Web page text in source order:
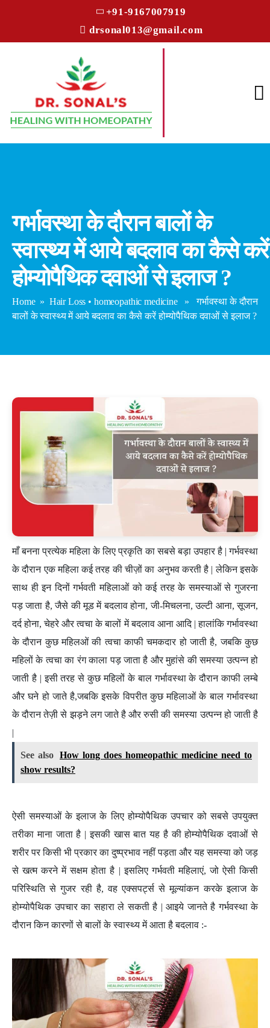
+91-9167007919
drsonal013@gmail.com
गर्भावस्था के दौरान बालों के
स्वास्थ्य में आये बदलाव का कैसे करें
होम्योपैथिक दवाओं से इलाज ?
Home» Hair Loss • homeopathic medicine» गर्भावस्था के दौरान
बालों के स्वास्थ्य में आये बदलाव का कैसे करें होम्योपैथिक दवाओं से इलाज ?
माँ बनना प्रत्येक महिला के लिए प्रकृति का सबसे बड़ा उपहार है | गर्भवस्था
के दौरान एक महिला कई तरह की चीज़ों का अनुभव करती है | लेकिन इसके
साथ ही इन दिनों गर्भवती महिलाओं को कई तरह के समस्याओं से गुजरना
पड़ जाता है, जैसे की मूड में बदलाव होना, जी-मिचलना, उल्टी आना, सूजन,
दर्द होना, चेहरे और त्वचा के बालों में बदलाव आना आदि | हालांकि गर्भावस्था
के दौरान कुछ महिलओं की त्वचा काफी चमकदार हो जाती है, जबकि कुछ
महिलों के त्वचा का रंग काला पड़ जाता है और मुहांसे की समस्या उत्पन्न हो
जाती है | इसी तरह से कुछ महिलों के बाल गर्भावस्था के दौरान काफी लम्बे
और घने हो जाते है,जबकि इसके विपरीत कुछ महिलाओं के बाल गर्भावस्था
के दौरान तेज़ी से झड़ने लग जाते है और रुसी की समस्या उत्पन्न हो जाती है
|
See also How long does homeopathic medicine need to
show results?
ऐसी समस्याओं के इलाज के लिए होम्योपैथिक उपचार को सबसे उपयुक्त
तरीका माना जाता है | इसकी खास बात यह है की होम्योपैथिक दवाओं से
शरीर पर किसी भी प्रकार का दुष्प्रभाव नहीं पड़ता और यह समस्या को जड़
से खत्म करने में सक्षम होता है | इसलिए गर्भवती महिलाएं, जो ऐसी किसी
परिस्थिति से गुजर रही है, वह एक्सपर्ट्स से मूल्यांकन करके इलाज के
होम्योपैथिक उपचार का सहारा ले सकती है | आइये जानते है गर्भवस्था के
दौरान किन कारणों से बालों के स्वास्थ्य में आता है बदलाव :-